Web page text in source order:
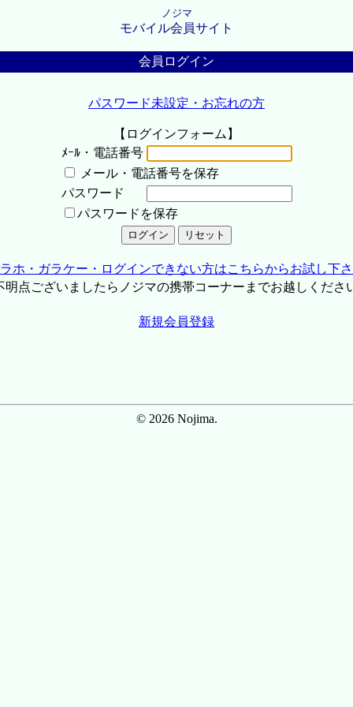
ノジマ
モバイル会員サイト
会員ログイン
パスワード未設定・お忘れの方
【ログインフォーム】
ﾒｰﾙ・電話番号
メール・電話番号を保存
パスワード
パスワードを保存
ホ・ガラケー・ログインできない方はこちらからお試し下
点ございましたらノジマの携帯コーナーまでお越しくださ
新規会員登録
© 2026 Nojima.